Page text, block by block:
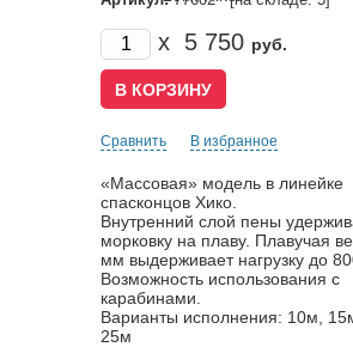
x 5 750 руб.
Сравнить В избранное
«Массовая» модель в линейке
спасконцов Хико.
Внутренний слой пены
морковку на плаву. Плавучая
мм выдерживает нагрузку до
Возможность использования с
карабинами.
Варианты исполнения: 10м,
25м